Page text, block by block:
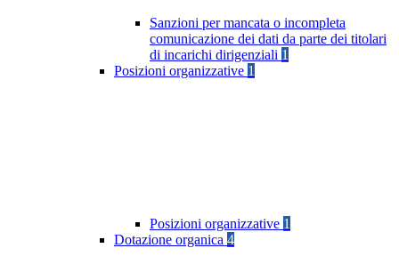
Sanzioni per mancata o incompleta
comunicazione dei dati da parte dei titolari
di incarichi dirigenziali 1
Posizioni organizzative 1
Posizioni organizzative 1
Dotazione organica 4